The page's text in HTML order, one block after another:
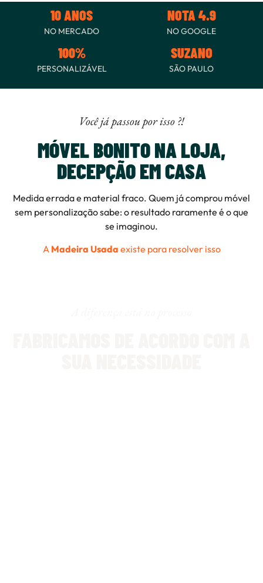
10 ANOS
NO MERCADO
NOTA 4.9
NO GOOGLE
100%
PERSONALIZÁVEL
SUZANO
SÃO PAULO
Você já passou por isso ?!
MÓVEL BONITO NA LOJA,
DECEPÇÃO EM CASA
Medida errada e material fraco. Quem já comprou móvel
sem personalização sabe: o resultado raramente é o que
se imaginou.
A Madeira Usada existe para resolver isso